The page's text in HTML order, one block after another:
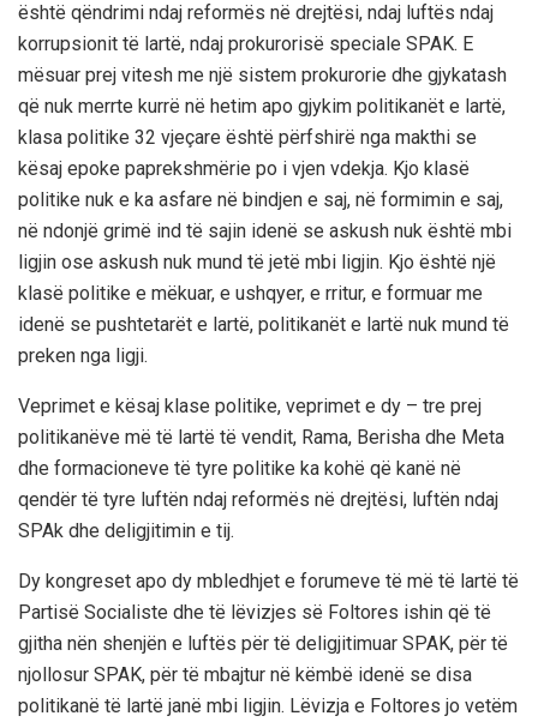
është qëndrimi ndaj reformës në drejtësi, ndaj luftës ndaj
korrupsionit të lartë, ndaj prokurorisë speciale SPAK. E
mësuar prej vitesh me një sistem prokurorie dhe gjykatash
që nuk merrte kurrë në hetim apo gjykim politikanët e lartë,
klasa politike 32 vjeçare është përfshirë nga makthi se
kësaj epoke paprekshmërie po i vjen vdekja. Kjo klasë
politike nuk e ka asfare në bindjen e saj, në formimin e saj,
në ndonjë grimë ind të sajin idenë se askush nuk është mbi
ligjin ose askush nuk mund të jetë mbi ligjin. Kjo është një
klasë politike e mëkuar, e ushqyer, e rritur, e formuar me
idenë se pushtetarët e lartë, politikanët e lartë nuk mund të
preken nga ligji.
Veprimet e kësaj klase politike, veprimet e dy – tre prej
politikanëve më të lartë të vendit, Rama, Berisha dhe Meta
dhe formacioneve të tyre politike ka kohë që kanë në
qendër të tyre luftën ndaj reformës në drejtësi, luftën ndaj
SPAk dhe deligjitimin e tij.
Dy kongreset apo dy mbledhjet e forumeve të më të lartë të
Partisë Socialiste dhe të lëvizjes së Foltores ishin që të
gjitha nën shenjën e luftës për të deligjitimuar SPAK, për të
njollosur SPAK, për të mbajtur në këmbë idenë se disa
politikanë të lartë janë mbi ligjin. Lëvizja e Foltores jo vetëm